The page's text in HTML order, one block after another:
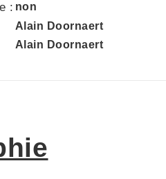
: non
Alain Doornaert
Alain Doornaert